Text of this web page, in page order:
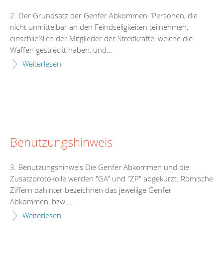
2. Der Grundsatz der Genfer Abkommen "Personen, die
nicht unmittelbar an den Feindseligkeiten teilnehmen,
einschließlich der Mitglieder der Streitkräfte, welche die
Waffen gestreckt haben, und...
Weiterlesen
Benutzungshinweis
3. Benutzungshinweis Die Genfer Abkommen und die
Zusatzprotokolle werden "GA" und "ZP" abgekürzt. Römische
Ziffern dahinter bezeichnen das jeweilige Genfer
Abkommen, bzw....
Weiterlesen